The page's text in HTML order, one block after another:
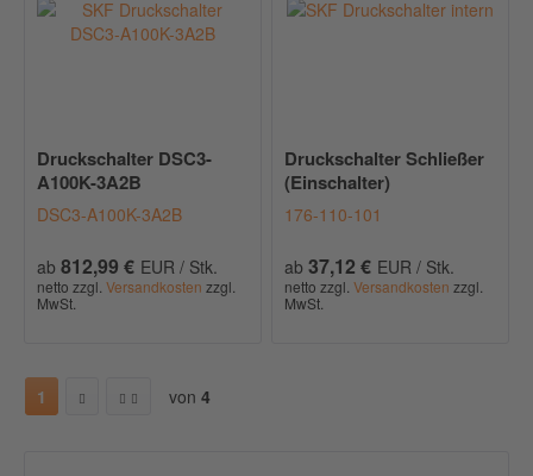
Druckschalter DSC3-
A100K-3A2B
DSC3-A100K-3A2B
ab 812,99 € EUR / Stk.
netto zzgl.Versandkosten zzgl.
MwSt.
Druckschalter Schließer
(Einschalter)
176-110-101
ab 37,12 € EUR / Stk.
netto zzgl.Versandkosten zzgl.
MwSt.
1 von 4